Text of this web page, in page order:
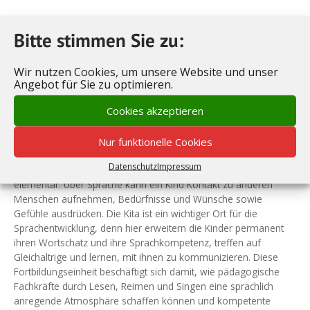
Bitte stimmen Sie zu:
Wir nutzen Cookies, um unsere Website und unser
Angebot für Sie zu optimieren.
Cookies akzeptieren
Nur funktionelle Cookies
DatenschutzImpressum
Humboldt hat es bereits im 19. Jahrhundert treffend formuliert:
übersetzt, könnte Humboldts Aussage bedeuten, dass Sprache
die Voraussetzung für gesellschaftliche Teilhabe und einen
erfolgreichen Bildungsverlauf ist. Die Basis der sprachlichen
Entwicklung wird bis zum Alter von 6 Jahren gelegt. Bestehen zu
diesem Zeitpunkt gravierende Defizite, sind diese nur schwer
und manchmal gar nicht mehr auszugleichen. Für die soziale
und emotionale Entwicklung des Kindes ist
die Förderung der Sprachentwicklung im Kindesalter daher
elementar. Über Sprache kann ein Kind Kontakt zu anderen
Menschen aufnehmen, Bedürfnisse und Wünsche sowie
Gefühle ausdrücken. Die Kita ist ein wichtiger Ort für die
Sprachentwicklung, denn hier erweitern die Kinder permanent
ihren Wortschatz und ihre Sprachkompetenz, treffen auf
Gleichaltrige und lernen, mit ihnen zu kommunizieren. Diese
Fortbildungseinheit beschäftigt sich damit, wie pädagogische
Fachkräfte durch Lesen, Reimen und Singen eine sprachlich
anregende Atmosphäre schaffen können und kompetente